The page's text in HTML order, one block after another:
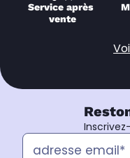
Service après
vente